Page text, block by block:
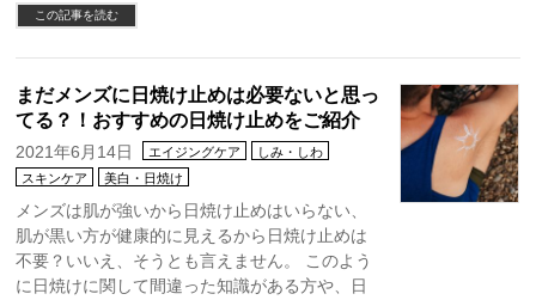
この記事を読む
まだメンズに日焼け止めは必要ないと思っ
てる？！おすすめの日焼け止めをご紹介
2021年6月14日 エイジングケア
しみ・しわ
スキンケア
美白・日焼け
メンズは肌が強いから日焼け止めはいらない、
肌が黒い方が健康的に見えるから日焼け止めは
不要？いいえ、そうとも言えません。 このよう
に日焼けに関して間違った知識がある方や、日